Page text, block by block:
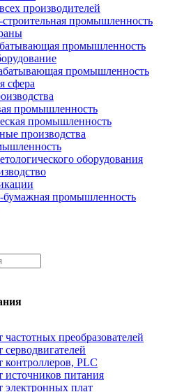
производителей
промышленность
промышленность
промышленность
сфера
промышленность
промышленность
производства
оборудования
промышленность
частотных преобразователей
серводвигателей
контроллеров, PLC
источников питания
электронных плат